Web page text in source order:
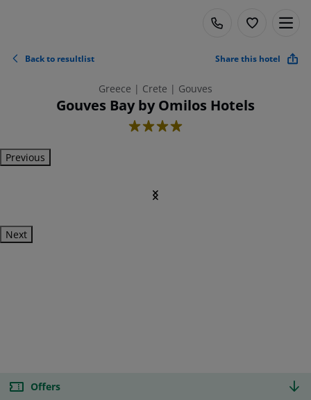
Back to resultlist Share this hotel
Greece | Crete | Gouves
Gouves Bay by Omilos Hotels
4
Previous
Next
Offers